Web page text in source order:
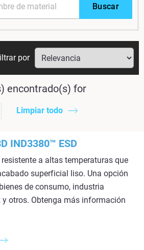
Buscar
encontrado(s) for
Limpiar todo
por
IND3380™ ESD
resistente a altas temperaturas que
superficial liso. Una opción
de consumo, industria
otros. Obtenga más información